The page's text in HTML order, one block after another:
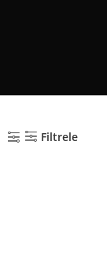
Filtrele